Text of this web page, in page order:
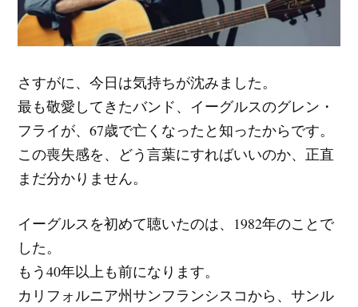
さすがに、今日は気持ちが沈みました。
最も敬愛してきたバンド、イーグルスのグレン・
フライが、67歳で亡くなったと知ったからです。
この喪失感を、どう言葉にすればいいのか、正直
まだ分かりません。
イーグルスを初めて聴いたのは、1982年のことで
した。
もう40年以上も前になります。
カリフォルニア州サンフランシスコから、サンル